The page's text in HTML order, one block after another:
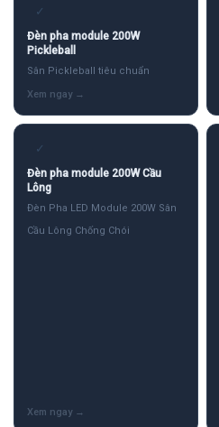
✓
Đèn pha module 200W
Pickleball
Sân Pickleball tiêu chuẩn
✓
Đèn pha module 200W Cầu
Lông
Đèn Pha LED Module 200W Sân
Cầu Lông Chống Chói